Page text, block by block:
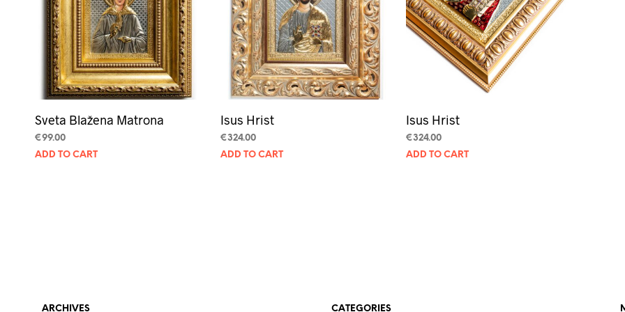
Sveta Blažena Matrona
€99.00
ADD TO CART
Isus Hrist
€324.00
ADD TO CART
Isus Hrist
€324.00
ADD TO CART
ARCHIVES CATEGORIES